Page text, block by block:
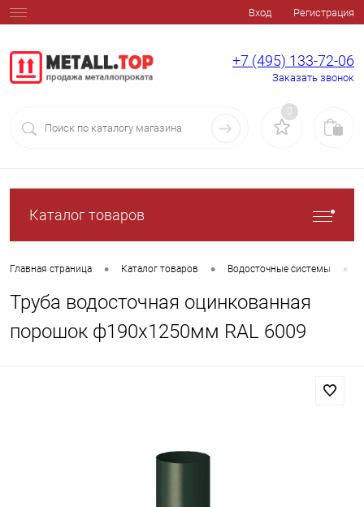
Вход Регистрация
+7 (495) 133-72-06
Заказать звонок
0
Каталог товаров
Главная страница • Каталог товаров • Водосточные системы •
Труба водосточная оцинкованная
порошок ф190х1250мм RAL 6009